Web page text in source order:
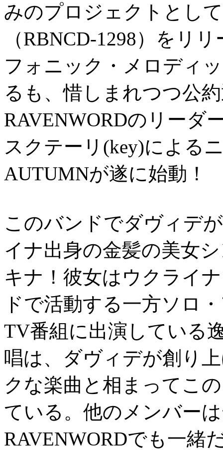
みのプロジェクトとして
（RBNCD-1298）をリ
フォニック・メロディ
るも、惜しまれつつ公
RAVENWORDのリーダ
スクテーリ(key)による
AUTUMNが遂に始動！
このバンドでダヴィデ
イナ出身の金髪の美女
キナ！彼女はウクライ
ドで活動する一方ソロ
TV番組に出演している
唱は、ダヴィデが創り
クな楽曲と相まってこ
ている。他のメンバー
RAVENWORDでも一緒